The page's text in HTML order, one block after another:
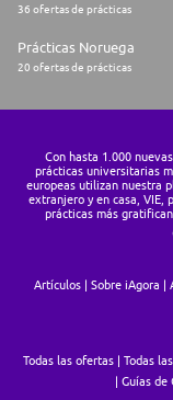
36 ofertas de prácticas
Prácticas Noruega
20 ofertas de prácticas
Con hasta 1.000
prácticas universitarias
europeas utilizan nuestra
extranjero y en casa, VIE,
prácticas más
Artículos Sobre iAgora
Todas las ofertas Todas
Guías de